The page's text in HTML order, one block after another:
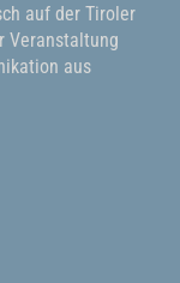
auf der Tiroler
Veranstaltung
aus